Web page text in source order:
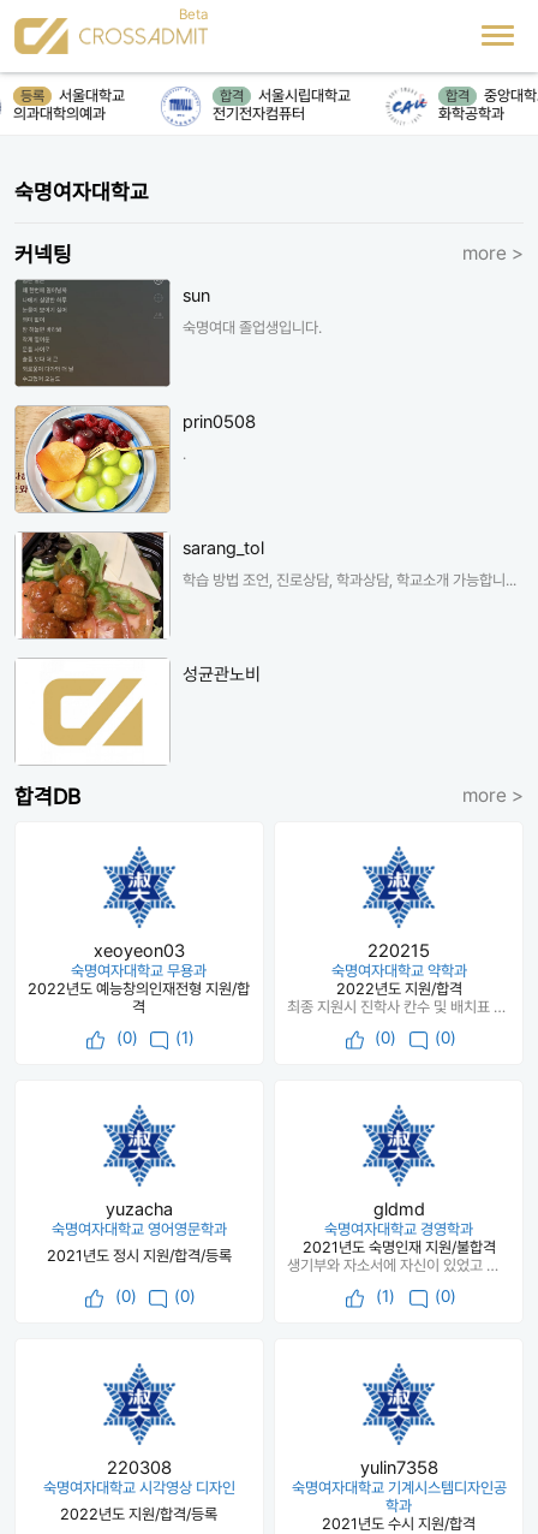
등록
서울대학교
의과대학의예과
합격
서울시립대학교
전기전자컴퓨터
합격
중앙대학교
화학공학과
숙명여자대학교
커넥팅 more >
sun
숙명여대 졸업생입니다.
prin0508
.
sarang_tol
학습 방법 조언, 진로상담, 학과상담, 학교소개 가능합니...
성균관노비
합격DB more >
xeoyeon03
숙명여자대학교 무용과
2022년도 예능창의인재전형 지원/합
격
(0) (1)
220215
숙명여자대학교 약학과
2022년도 지원/합격
최종 지원시 진학사 칸수 및 배치표 의견은 진학사 5칸 (한달 내내 6칸 최초였다가 마지막 이틀동안 5칸 추합됨) 고속 노랑 지금 눈 앞의 결과가 마음에 들지 않을 수 있지만 절대 헛된 공부는 없고 언젠가 꼭 다 돌아오니 항상 희망을 잃지 않으셨음 좋겠습니다. 힘내세요!! 할 수 있습니다!
(0) (0)
yuzacha
숙명여자대학교 영어영문학과
2021년도 정시 지원/합격/등록
(0) (0)
gldmd
숙명여자대학교 경영학과
2021년도 숙명인재 지원/불합격
생기부와 자소서에 자신이 있었고 수능성적 챙겨서 상향지원하세요!
(1) (0)
220308
숙명여자대학교 시각영상 디자인
2022년도 지원/합격/등록
yulin7358
숙명여자대학교 기계시스템디자인공
학과
2021년도 수시 지원/합격